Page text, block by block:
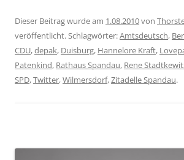
Dieser Beitrag wurde am 1.08.2010von
veröffentlicht. Schlagwörter:Amtsdeutsch,
CDU,depak, Duisburg, Hannelore Kraft,
Patenkind, Rathaus Spandau, Rene
SPD,Twitter,Wilmersdorf,Zitadelle Spandau.